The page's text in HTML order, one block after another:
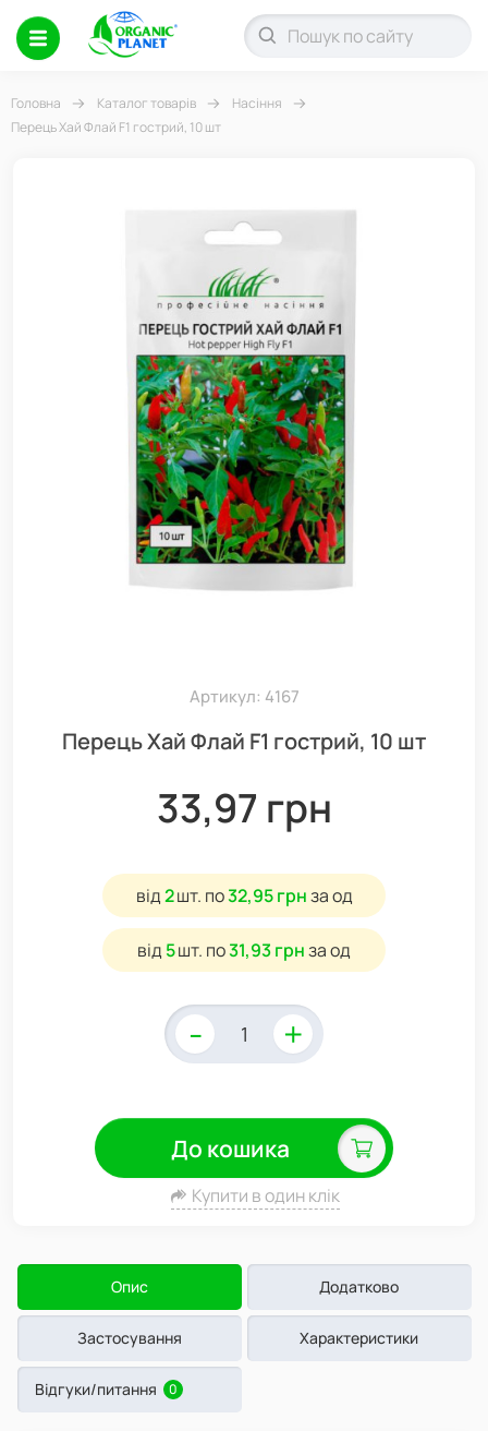
Головна Каталог товарів
Насіння
Перець Хай Флай F1 гострий, 10 шт
Артикул: 4167
Перець Хай Флай F1 гострий, 10 шт
33,97 грн
від2шт. по32,95 грнза од
від 5шт. по31,93 грнза од
- +
До кошика
Купити в один клік
Опис Додатково
Застосування Характеристики
Відгуки/питання 0